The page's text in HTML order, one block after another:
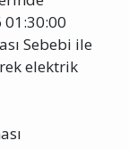
Sebebi ile
elektrik